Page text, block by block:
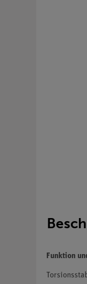
Funktion